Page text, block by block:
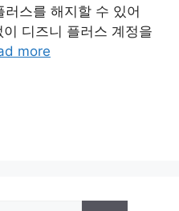
러스를 해지할 수 있어
디즈니 플러스 계정을
more